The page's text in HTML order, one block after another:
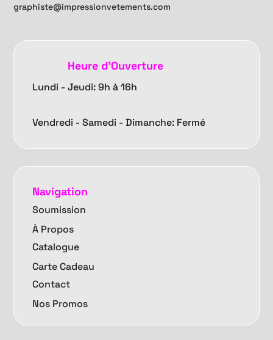
graphiste@impressionvetements.com
Heure d'Ouverture
Lundi - Jeudi: 9h à 16h
Vendredi -Samedi - Dimanche: Fermé
Navigation
Soumission
À Propos
Catalogue
Carte Cadeau
Contact
Nos Promos